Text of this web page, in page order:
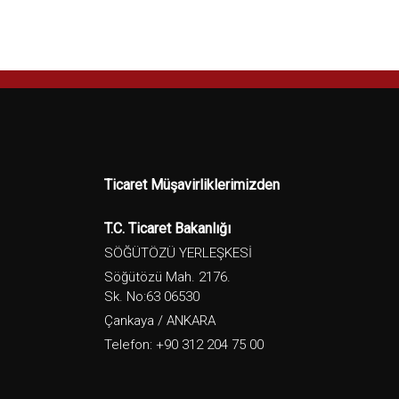
Ticaret Müşavirliklerimizden
T.C. Ticaret Bakanlığı
SÖĞÜTÖZÜ YERLEŞKESİ
Söğütözü Mah. 2176.
Sk. No:63 06530
Çankaya / ANKARA
Telefon: +90 312 204 75 00